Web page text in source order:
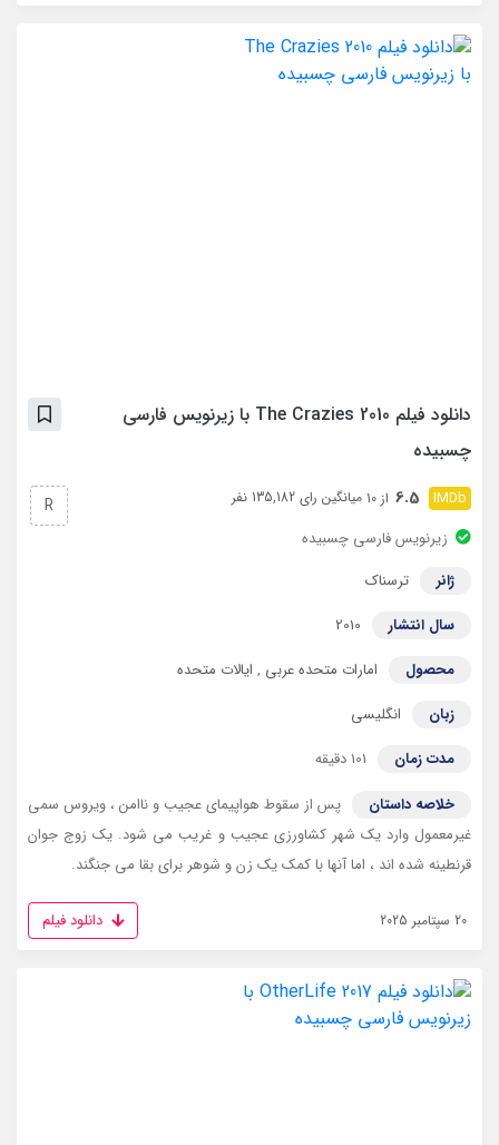
دانلود فیلم The Crazies 2010 با زیرنویس فارسی
چسبیده
6.5 از 10 میانگین رای 135,182 نفر
زیرنویس فارسی چسبیده
ژانر
ترسناک
سال انتشار
2010
محصول
امارات متحده عربی , ایالات متحده
زبان
انگلیسی
مدت زمان
101 دقیقه
خلاصه داستان
پس از سقوط هواپیمای عجیب و ناامن ، ویروس سمی
غیرمعمول وارد یک شهر کشاورزی عجیب و غریب می شود. یک زوج جوان
قرنطینه شده اند ، اما آنها با کمک یک زن و شوهر برای بقا می جنگند.
R
20 سپتامبر 2025 دانلود فیلم